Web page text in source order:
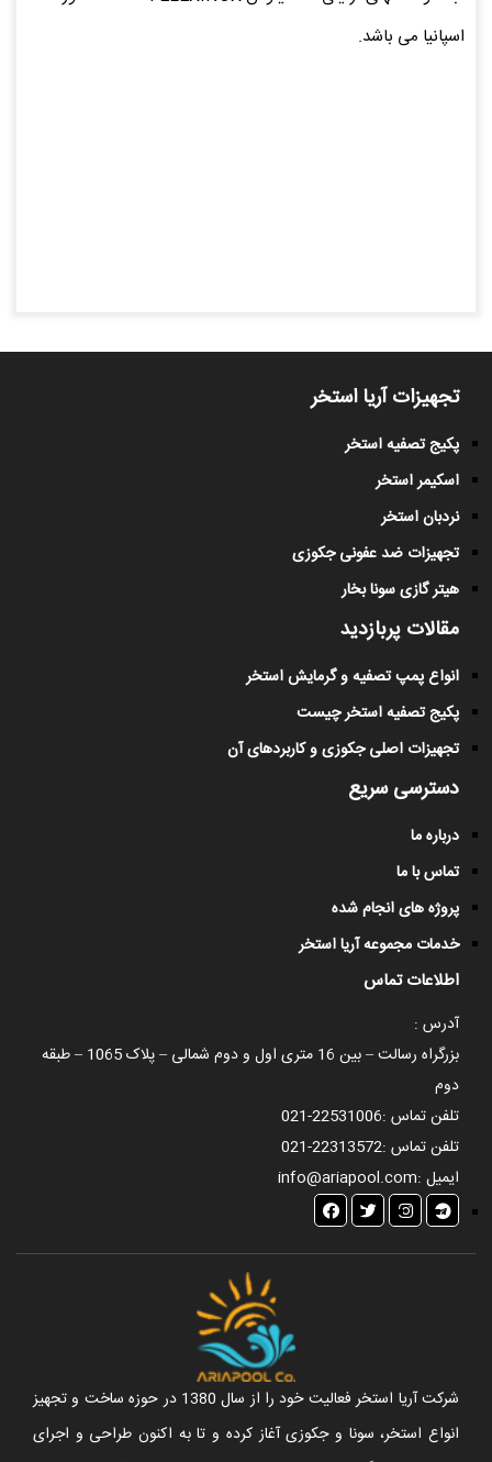
اسپانیا می باشد.
تجهیزات آریا استخر
پکیج تصفیه استخر
اسکیمر استخر
نردبان استخر
تجهیزات ضد عفونی جکوزی
هیتر گازی سونا بخار
مقالات پربازدید
انواع پمپ تصفیه و گرمایش استخر
پکیج تصفیه استخر چیست
تجهیزات اصلی جکوزی و کاربردهای آن
دسترسی سریع
درباره ما
تماس با ما
پروژه های انجام شده
خدمات مجموعه آریا استخر
اطلاعات تماس
آدرس :
بزرگراه رسالت – بین 16 متری اول و دوم شمالی – پلاک 1065 – طبقه
دوم
تلفن تماس :021-22531006
تلفن تماس :021-22313572
ایمیل :info@ariapool.com
شرکت آریا استخر فعالیت خود را از سال 1380 در حوزه ساخت و تجهیز
انواع استخر، سونا و جکوزی آغاز کرده و تا به اکنون طراحی و اجرای